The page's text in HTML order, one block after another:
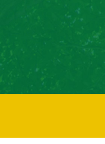
contenu